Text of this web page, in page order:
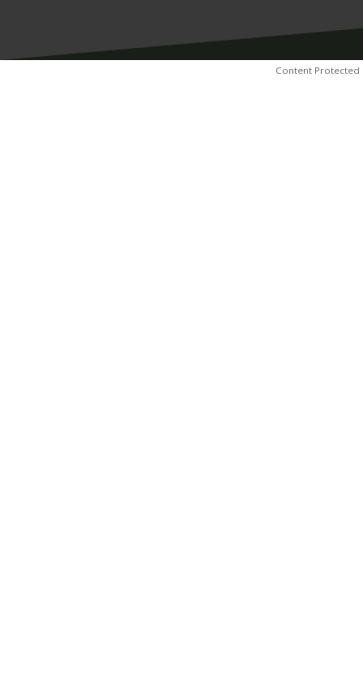
Content Protected